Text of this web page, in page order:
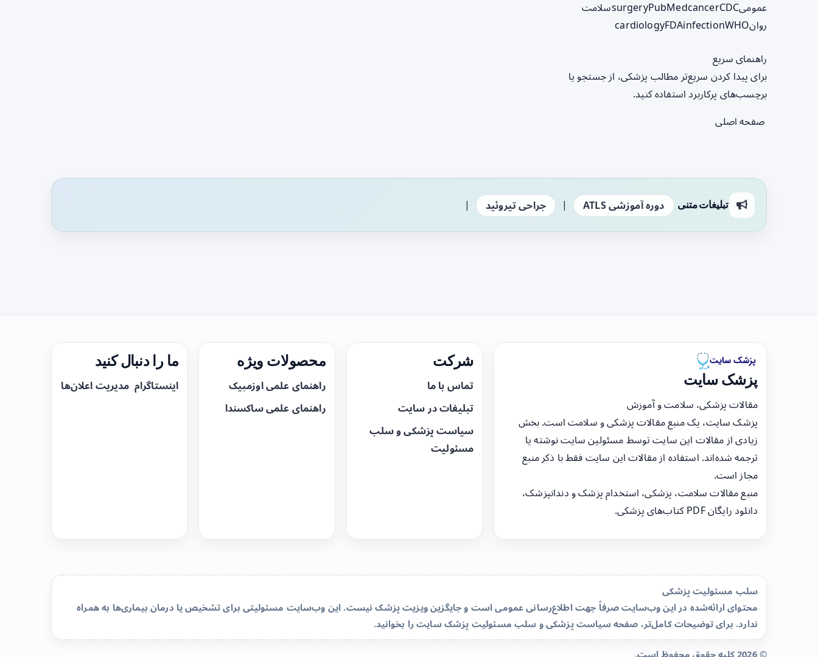
عمومی
surgeryPubMedcancerCDC
سلامت
روان
cardiologyFDAinfectionWHO
راهنمای سریع
برای پیدا کردن سریع‌تر مطالب پزشکی، از جستجو یا
برچسب‌های پرکاربرد استفاده کنید.
صفحه اصلی
تبلیغات متنی دوره آموزشی ATLS | جراحی تیروئید |
پزشک سایت
مقالات پزشکی، سلامت و آموزش
پزشک سایت، یک منبع مقالات پزشکی و سلامت است. بخش
زیادی از مقالات این سایت توسط مسئولین سایت نوشته یا
ترجمه شده‌اند. استفاده از مقالات این سایت فقط با ذکر منبع
مجاز است.
منبع مقالات سلامت، پزشکی، استخدام پزشک و دندانپزشک،
دانلود رایگان PDF کتاب‌های پزشکی.
شرکت
تماس با ما
تبلیغات در سایت
سیاست پزشکی و سلب
مسئولیت
محصولات ویژه
راهنمای علمی اوزمپیک
راهنمای علمی ساکسندا
ما را دنبال کنید
اینستاگرام مدیریت اعلان‌ها
سلب مسئولیت پزشکی
محتوای ارائه‌شده در این وب‌سایت صرفاً جهت اطلاع‌رسانی عمومی است و جایگزین ویزیت پزشک نیست. این وب‌سایت مسئولیتی برای تشخیص یا درمان بیماری‌ها به همراه
ندارد. برای توضیحات کامل‌تر، صفحهسیاست پزشکی و سلب مسئولیت پزشک سایترا بخوانید.
© 2026 کلیه حقوق محفوظ است.